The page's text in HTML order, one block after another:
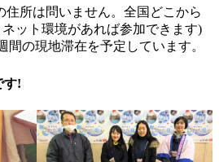
住所は問いません。全国どこから
ット環境があれば参加できます)
間の現地滞在を予定しています。
す!